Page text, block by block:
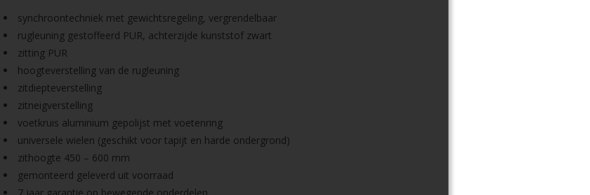
synchroontechniek met gewichtsregeling, vergrendelbaar
rugleuning gestoffeerd PUR, achterzijde kunststof zwart
zitting PUR
hoogteverstelling van de rugleuning
zitdiepteverstelling
zitneigverstelling
voetkruis aluminium gepolijst met voetenring
universele wielen (geschikt voor tapijt en harde ondergrond)
zithoogte 450 – 600 mm
gemonteerd geleverd uit voorraad